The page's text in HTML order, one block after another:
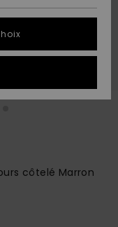
côtelé Marron